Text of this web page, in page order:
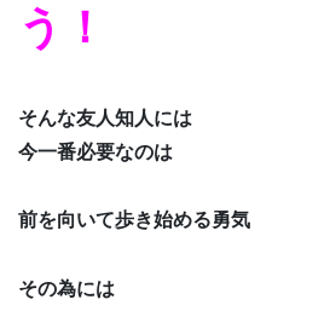
う！
そんな友人知人には
今一番必要なのは
前を向いて歩き始める勇気
その為には